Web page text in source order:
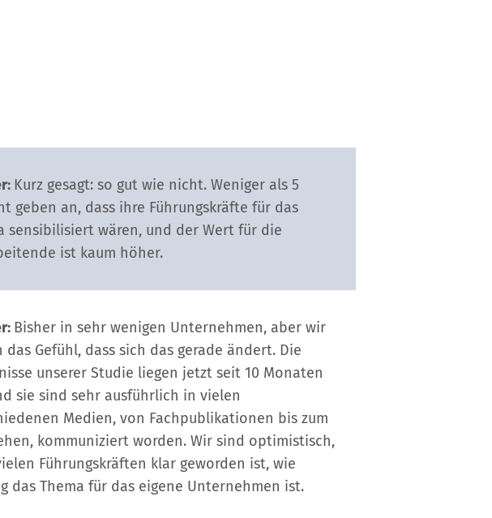
Kurz gesagt: so gut wie nicht. Weniger als 5
geben an, dass ihre Führungskräfte für das
sensibilisiert wären, und der Wert für die
ist kaum höher.
Bisher in sehr wenigen Unternehmen, aber wir
das Gefühl, dass sich das gerade ändert. Die
unserer Studie liegen jetzt seit 10 Monaten
sie sind sehr ausführlich in vielen
Medien, von Fachpublikationen bis zum
kommuniziert worden. Wir sind optimistisch,
Führungskräften klar geworden ist, wie
das Thema für das eigene Unternehmen ist.